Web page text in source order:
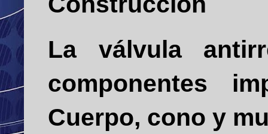
La válvula
componentes
Cuerpo, cono y